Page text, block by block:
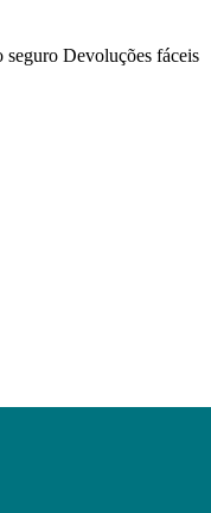
seguro Devoluções fáceis